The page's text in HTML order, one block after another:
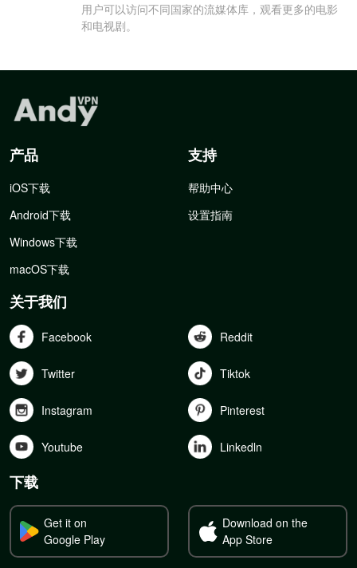
用户可以访问不同国家的流媒体库，观看更多的电影
和电视剧。
产品
iOS下载
Android下载
Windows下载
macOS下载
支持
帮助中心
设置指南
关于我们
Facebook Reddit
Twitter Tiktok
Instagram Pinterest
Youtube Linkedln
下载
Get it on
Google Play
Download on the
App Store